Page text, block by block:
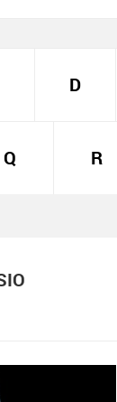
D
Q R